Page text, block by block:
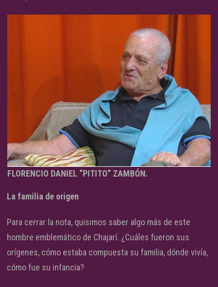
FLORENCIO DANIEL “PITITO” ZAMBÓN.
La familia de origen
Para cerrar la nota, quisimos saber algo más de este
hombre emblemático de Chajarí. ¿Cuáles fueron sus
orígenes, cómo estaba compuesta su familia, dónde vivía,
cómo fue su infancia?